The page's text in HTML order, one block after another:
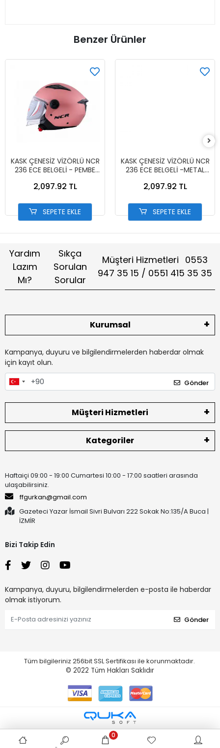
Benzer Ürünler
KASK ÇENESİZ VİZÖRLÜ NCR
236 ECE BELGELİ - PEMBE
2,097.92 TL
SEPETE EKLE
KASK ÇENESİZ VİZÖRLÜ NCR
236 ECE BELGELİ -METAL
2,097.92 TL
SEPETE EKLE
Yardım
Lazım
Mı?
Sıkça
Sorulan
Sorular
Müşteri Hizmetleri 0553
947 35 15 / 0551 415 35 35
Kurumsal
Kampanya, duyuru ve bilgilendirmelerden haberdar olmak
için kayıt olun.
Gönder
Müşteri Hizmetleri
Kategoriler
Haftaiçi 09:00 - 19:00 Cumartesi 10:00 - 17:00 saatleri arasında
ulaşabilirsiniz.
ffgurkan@gmail.com
Gazeteci Yazar İsmail Sivri Bulvarı 222 Sokak No:135/A Buca |
İZMİR
Bizi Takip Edin
Kampanya, duyuru, bilgilendirmelerden e-posta ile haberdar
olmak istiyorum.
Gönder
Tüm bilgileriniz 256bit SSL Sertifikası ile korunmaktadır.
© 2022 Tüm Hakları Saklıdır
0